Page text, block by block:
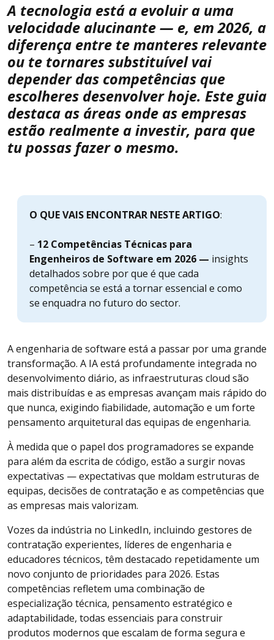
A tecnologia está a evoluir a uma
velocidade alucinante — e, em 2026, a
diferença entre te manteres relevante
ou te tornares substituível vai
depender das competências que
escolheres desenvolver hoje. Este guia
destaca as áreas onde as empresas
estão realmente a investir, para que
tu possas fazer o mesmo.
O QUE VAIS ENCONTRAR NESTE ARTIGO:
– 12 Competências Técnicas para
Engenheiros de Software em 2026 — insights
detalhados sobre por que é que cada
competência se está a tornar essencial e como
se enquadra no futuro do sector.
A engenharia de software está a passar por uma grande
transformação. A IA está profundamente integrada no
desenvolvimento diário, as infraestruturas cloud são
mais distribuídas e as empresas avançam mais rápido do
que nunca, exigindo fiabilidade, automação e um forte
pensamento arquitetural das equipas de engenharia.
À medida que o papel dos programadores se expande
para além da escrita de código, estão a surgir novas
expectativas — expectativas que moldam estruturas de
equipas, decisões de contratação e as competências que
as empresas mais valorizam.
Vozes da indústria no LinkedIn, incluindo gestores de
contratação experientes, líderes de engenharia e
educadores técnicos, têm destacado repetidamente um
novo conjunto de prioridades para 2026. Estas
competências refletem uma combinação de
especialização técnica, pensamento estratégico e
adaptabilidade, todas essenciais para construir
produtos modernos que escalam de forma segura e